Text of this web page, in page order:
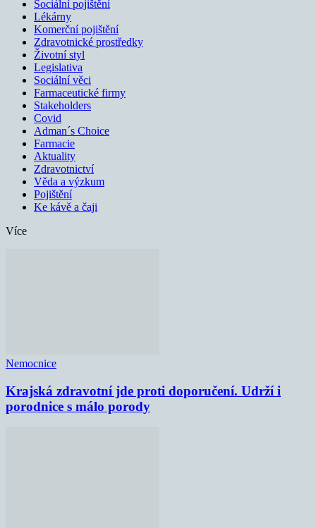
Sociální pojištění
Lékárny
Komerční pojištění
Zdravotnické prostředky
Životní styl
Legislativa
Sociální věci
Farmaceutické firmy
Stakeholders
Covid
Adman´s Choice
Farmacie
Aktuality
Zdravotnictví
Věda a výzkum
Pojištění
Ke kávě a čaji
Více
Nemocnice
Krajská zdravotní jde proti doporučení. Udrží i
porodnice s málo porody